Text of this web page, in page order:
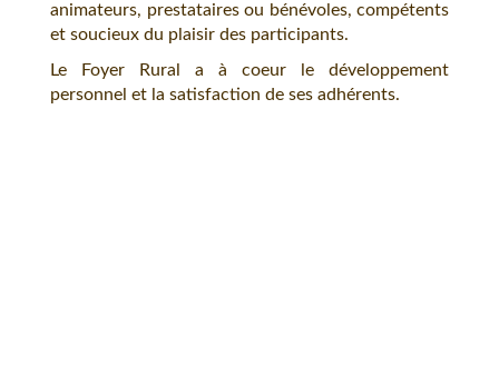
animateurs, prestataires ou bénévoles, compétents
et soucieux du plaisir des participants.
Le Foyer Rural a à coeur le développement
personnel et la satisfaction de ses adhérents.